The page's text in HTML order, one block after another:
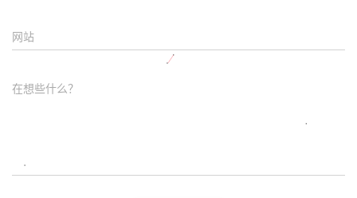
网站
在想些什么？